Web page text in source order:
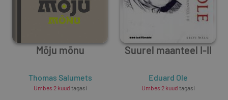
Mõju mõnu
Thomas Salumets
Umbes 2 kuud tagasi
Suurel maanteel I-II
Eduard Ole
Umbes 2 kuud tagasi